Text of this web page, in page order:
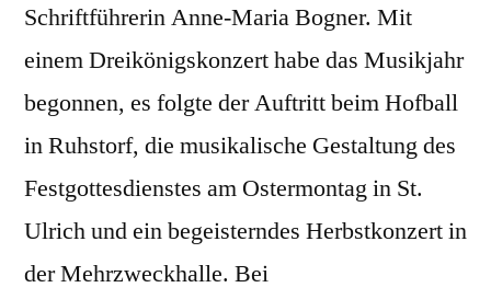
Schriftführerin Anne-Maria Bogner. Mit
einem Dreikönigskonzert habe das Musikjahr
begonnen, es folgte der Auftritt beim Hofball
in Ruhstorf, die musikalische Gestaltung des
Festgottesdienstes am Ostermontag in St.
Ulrich und ein begeisterndes Herbstkonzert in
der Mehrzweckhalle. Bei